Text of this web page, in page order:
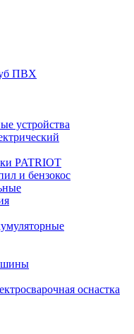
ПВХ
устройства
PATRIOT
и бензокос
оснастка